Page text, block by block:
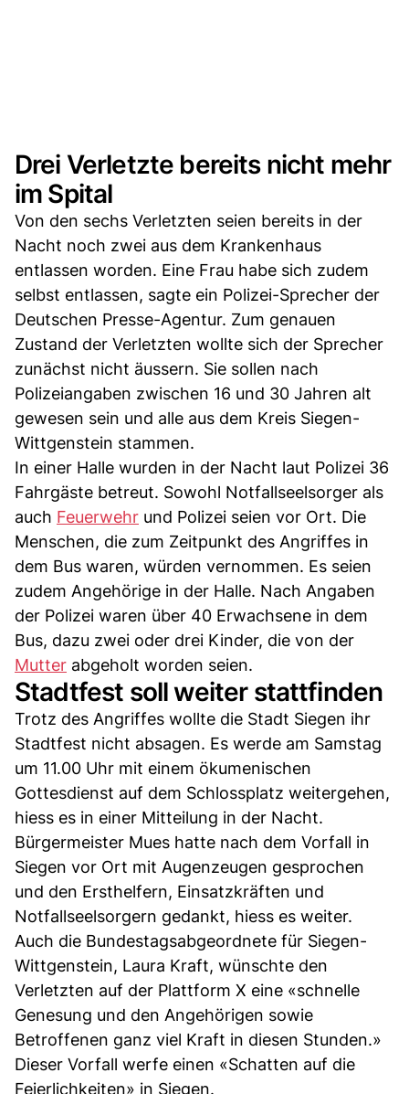
Drei Verletzte bereits nicht mehr
im Spital
Von den sechs Verletzten seien bereits in der
Nacht noch zwei aus dem Krankenhaus
entlassen worden. Eine Frau habe sich zudem
selbst entlassen, sagte ein Polizei-Sprecher der
Deutschen Presse-Agentur. Zum genauen
Zustand der Verletzten wollte sich der Sprecher
zunächst nicht äussern. Sie sollen nach
Polizeiangaben zwischen 16 und 30 Jahren alt
gewesen sein und alle aus dem Kreis Siegen-
Wittgenstein stammen.
In einer Halle wurden in der Nacht laut Polizei 36
Fahrgäste betreut. Sowohl Notfallseelsorger als
auch Feuerwehr und Polizei seien vor Ort. Die
Menschen, die zum Zeitpunkt des Angriffes in
dem Bus waren, würden vernommen. Es seien
zudem Angehörige in der Halle. Nach Angaben
der Polizei waren über 40 Erwachsene in dem
Bus, dazu zwei oder drei Kinder, die von der
Mutter abgeholt worden seien.
Stadtfest soll weiter stattfinden
Trotz des Angriffes wollte die Stadt Siegen ihr
Stadtfest nicht absagen. Es werde am Samstag
um 11.00 Uhr mit einem ökumenischen
Gottesdienst auf dem Schlossplatz weitergehen,
hiess es in einer Mitteilung in der Nacht.
Bürgermeister Mues hatte nach dem Vorfall in
Siegen vor Ort mit Augenzeugen gesprochen
und den Ersthelfern, Einsatzkräften und
Notfallseelsorgern gedankt, hiess es weiter.
Auch die Bundestagsabgeordnete für Siegen-
Wittgenstein, Laura Kraft, wünschte den
Verletzten auf der Plattform X eine «schnelle
Genesung und den Angehörigen sowie
Betroffenen ganz viel Kraft in diesen Stunden.»
Dieser Vorfall werfe einen «Schatten auf die
Feierlichkeiten» in Siegen.